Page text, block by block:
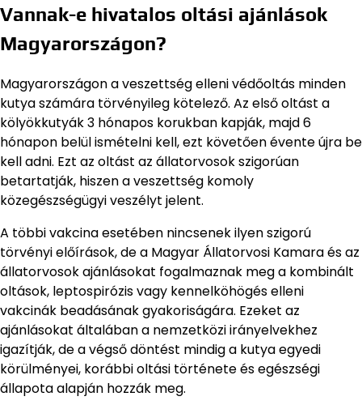
Vannak-e hivatalos oltási ajánlások
Magyarországon?
Magyarországon a veszettség elleni védőoltás minden
kutya számára törvényileg kötelező. Az első oltást a
kölyökkutyák 3 hónapos korukban kapják, majd 6
hónapon belül ismételni kell, ezt követően évente újra be
kell adni. Ezt az oltást az állatorvosok szigorúan
betartatják, hiszen a veszettség komoly
közegészségügyi veszélyt jelent.
A többi vakcina esetében nincsenek ilyen szigorú
törvényi előírások, de a Magyar Állatorvosi Kamara és az
állatorvosok ajánlásokat fogalmaznak meg a kombinált
oltások, leptospirózis vagy kennelköhögés elleni
vakcinák beadásának gyakoriságára. Ezeket az
ajánlásokat általában a nemzetközi irányelvekhez
igazítják, de a végső döntést mindig a kutya egyedi
körülményei, korábbi oltási története és egészségi
állapota alapján hozzák meg.